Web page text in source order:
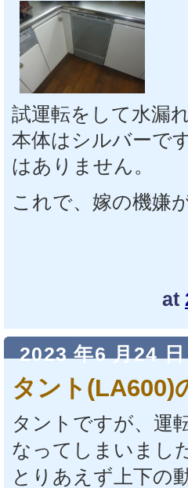
試運転をして水漏
本体はシルバーで
はありません。
これで、嫁の機嫌
at
2023 年6 月24 日
タント(LA600)
タントですが、運
なってしまいまし
とりあえず上下の